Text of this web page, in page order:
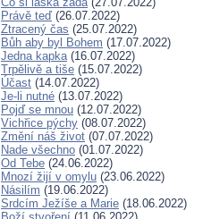
Právě teď (26.07.2022)
Ztracený čas (25.07.2022)
Bůh aby byl Bohem (17.07.2022)
Jedna kapka(16.07.2022)
Trpělivě a tiše (15.07.2022)
Účast (14.07.2022)
Je-li nutné (13.07.2022)
Pojď se mnou (12.07.2022)
Vichřice pýchy (08.07.2022)
Změní náš život (07.07.2022)
Nade všechno (01.07.2022)
Od Tebe (24.06.2022)
Mnozí žijí v omylu (23.06.2022)
Násilím (19.06.2022)
Srdcím Ježíše a Marie (18.06.2022)